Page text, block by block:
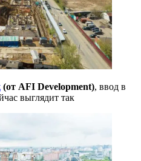
(от AFI Development), ввод в
выглядит так